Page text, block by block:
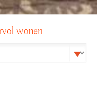
wonen